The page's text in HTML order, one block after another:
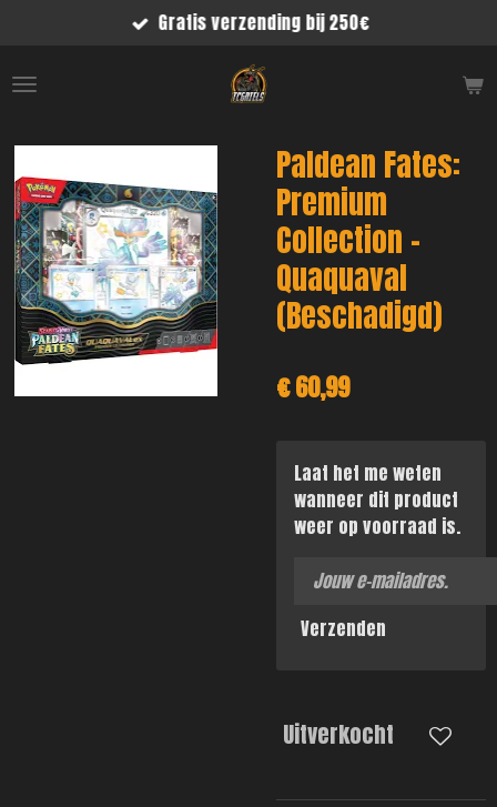
naar
Gratis verzending bij 250€
Paldean Fates:
Premium
Collection -
Quaquaval
(Beschadigd)
€ 60,99
Laat het me weten
wanneer dit product
weer op voorraad is.
Verzenden
Uitverkocht